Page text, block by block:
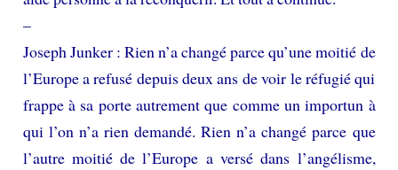
–
Joseph Junker : Rien n’a changé parce qu’une moitié de
l’Europe a refusé depuis deux ans de voir le réfugié qui
frappe à sa porte autrement que comme un importun à
qui l’on n’a rien demandé. Rien n’a changé parce que
l’autre moitié de l’Europe a versé dans l’angélisme,